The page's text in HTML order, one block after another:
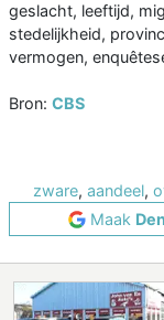
geslacht, leeftijd,
stedelijkheid,
vermogen,
Bron: CBS
zware, aandeel,
Maak